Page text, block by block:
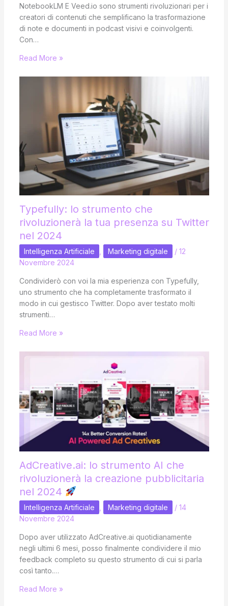
NotebookLM E Veed.io sono strumenti rivoluzionari per i
creatori di contenuti che semplificano la trasformazione
di note e documenti in podcast visivi e coinvolgenti.
Con…
Read More »
Typefully: lo strumento che
rivoluzionerà la tua presenza su Twitter
nel 2024
Intelligenza Artificiale Marketing digitale / 12
Novembre 2024
Condividerò con voi la mia esperienza con Typefully,
uno strumento che ha completamente trasformato il
modo in cui gestisco Twitter. Dopo aver testato molti
strumenti…
Read More »
AdCreative.ai: lo strumento AI che
rivoluzionerà la creazione pubblicitaria
nel 2024
Intelligenza Artificiale Marketing digitale / 14
Novembre 2024
Dopo aver utilizzato AdCreative.ai quotidianamente
negli ultimi 6 mesi, posso finalmente condividere il mio
feedback completo su questo strumento di cui si parla
così tanto.…
Read More »